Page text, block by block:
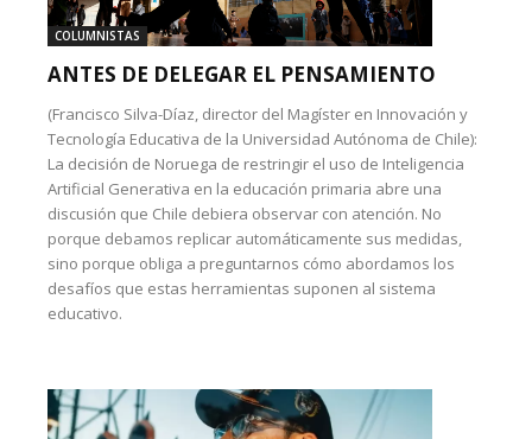
COLUMNISTAS
ANTES DE DELEGAR EL PENSAMIENTO
(Francisco Silva-Díaz, director del Magíster en Innovación y
Tecnología Educativa de la Universidad Autónoma de Chile):
La decisión de Noruega de restringir el uso de Inteligencia
Artificial Generativa en la educación primaria abre una
discusión que Chile debiera observar con atención. No
porque debamos replicar automáticamente sus medidas,
sino porque obliga a preguntarnos cómo abordamos los
desafíos que estas herramientas suponen al sistema
educativo.